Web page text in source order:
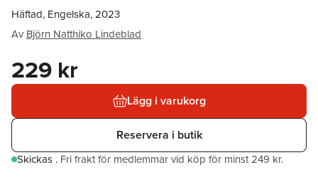
Häftad, Engelska, 2023
Av Björn Natthiko Lindeblad
229 kr
Lägg i varukorg
Reservera i butik
Skickas . Fri frakt för medlemmar vid köp för minst 249 kr.